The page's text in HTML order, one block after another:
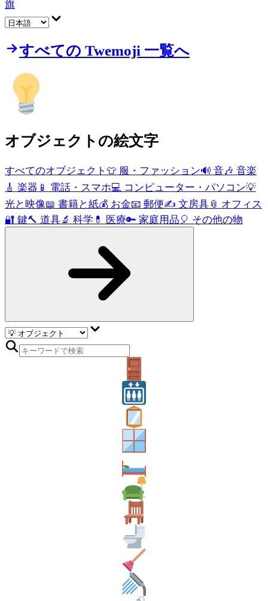
旗
すべての Twemoji 一覧へ
オブジェクト の絵文字
すべてのオブジェクト 👕 服・ファッション🔊 音🎶 音楽
🎸 楽器 📱 電話・スマホ💻 コンピューター・パソコン💡
光と映像📖 書籍と紙💰 お金📧 郵便✍️ 文房具 📎 オフィス
🔐 鍵🔨 道具🔬 科学 💊 医療🔑 家庭用品 🎈 その他の物